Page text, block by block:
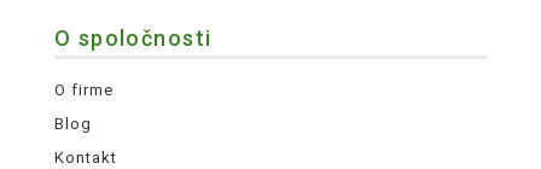
O spoločnosti
O firme
Blog
Kontakt